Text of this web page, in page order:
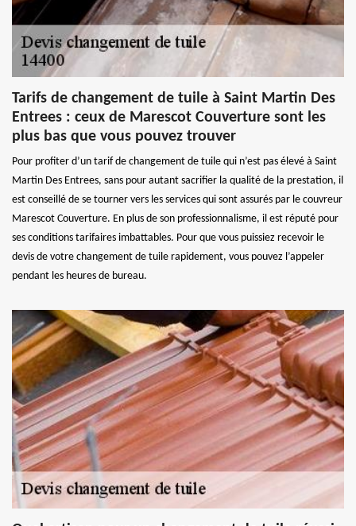
Tarifs de changement de tuile à Saint Martin Des
Entrees : ceux de Marescot Couverture sont les
plus bas que vous pouvez trouver
Pour profiter d’un tarif de changement de tuile qui n’est pas élevé à Saint
Martin Des Entrees, sans pour autant sacrifier la qualité de la prestation, il
est conseillé de se tourner vers les services qui sont assurés par le couvreur
Marescot Couverture. En plus de son professionnalisme, il est réputé pour
ses conditions tarifaires imbattables. Pour que vous puissiez recevoir le
devis de votre changement de tuile rapidement, vous pouvez l’appeler
pendant les heures de bureau.